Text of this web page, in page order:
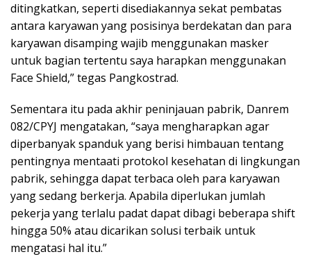
ditingkatkan, seperti disediakannya sekat pembatas
antara karyawan yang posisinya berdekatan dan para
karyawan disamping wajib menggunakan masker
untuk bagian tertentu saya harapkan menggunakan
Face Shield,” tegas Pangkostrad.
Sementara itu pada akhir peninjauan pabrik, Danrem
082/CPYJ mengatakan, “saya mengharapkan agar
diperbanyak spanduk yang berisi himbauan tentang
pentingnya mentaati protokol kesehatan di lingkungan
pabrik, sehingga dapat terbaca oleh para karyawan
yang sedang berkerja. Apabila diperlukan jumlah
pekerja yang terlalu padat dapat dibagi beberapa shift
hingga 50% atau dicarikan solusi terbaik untuk
mengatasi hal itu.”